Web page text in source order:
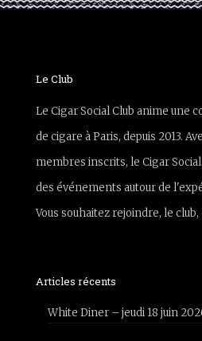
Le Club
Le Cigar Social Club anime une
de cigare à Paris, depuis 2013.
membres inscrits, le Cigar
des événements autour de
Vous souhaitez rejoindre, le
Articles récents
White Diner – jeudi 18 juin